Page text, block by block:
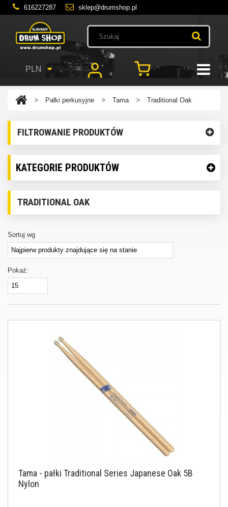
616227287 sklep@drumshop.pl
PLN
> Pałki perkusyjne > Tama > Traditional Oak
FILTROWANIE PRODUKTÓW
KATEGORIE PRODUKTÓW
TRADITIONAL OAK
Sortuj wg
Pokaż:
Tama - pałki Traditional Series Japanese Oak 5B
Nylon